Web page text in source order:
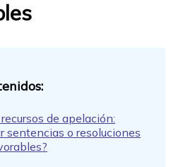
de apelación:
sentencias o resoluciones